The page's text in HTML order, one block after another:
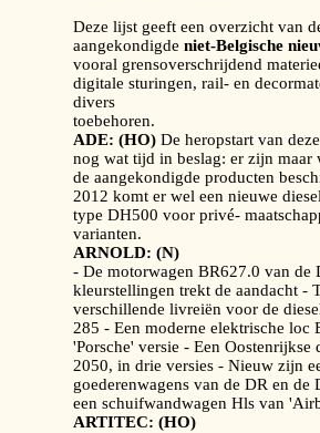
Deze lijst geeft een overzicht van
aangekondigde niet-Belgische
vooral grensoverschrijdend
digitale sturingen, rail- en
divers
toebehoren.
ADE: (HO) De heropstart van
nog wat tijd in beslag: er zijn maar
de aangekondigde producten
2012 komt er wel een nieuwe
type DH500 voor privé-
varianten.
ARNOLD: (N)
- De motorwagen BR627.0 van de
kleurstellingen trekt de aandacht -
verschillende livreiën voor de
285 - Een moderne elektrische loc
'Porsche' versie - Een Oostenrijkse
2050, in drie versies - Nieuw zijn
goederenwagens van de DR en de
een schuifwandwagen Hls van
ARTITEC: (HO)